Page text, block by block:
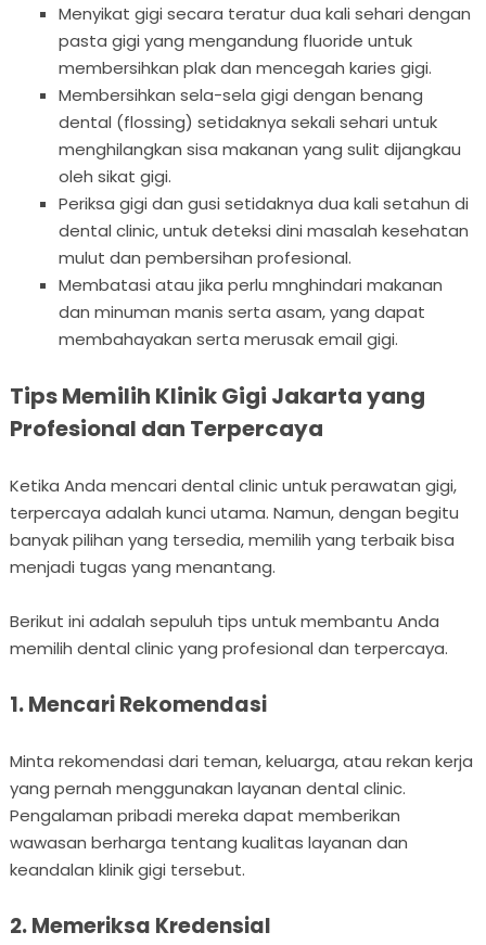
Menyikat gigi secara teratur dua kali sehari dengan
pasta gigi yang mengandung fluoride untuk
membersihkan plak dan mencegah karies gigi.
Membersihkan sela-sela gigi dengan benang
dental (flossing) setidaknya sekali sehari untuk
menghilangkan sisa makanan yang sulit dijangkau
oleh sikat gigi.
Periksa gigi dan gusi setidaknya dua kali setahun di
dental clinic, untuk deteksi dini masalah kesehatan
mulut dan pembersihan profesional.
Membatasi atau jika perlu mnghindari makanan
dan minuman manis serta asam, yang dapat
membahayakan serta merusak email gigi.
Tips Memilih Klinik Gigi Jakarta yang
Profesional dan Terpercaya
Ketika Anda mencari dental clinic untuk perawatan gigi,
terpercaya adalah kunci utama. Namun, dengan begitu
banyak pilihan yang tersedia, memilih yang terbaik bisa
menjadi tugas yang menantang.
Berikut ini adalah sepuluh tips untuk membantu Anda
memilih dental clinic yang profesional dan terpercaya.
1. Mencari Rekomendasi
Minta rekomendasi dari teman, keluarga, atau rekan kerja
yang pernah menggunakan layanan dental clinic.
Pengalaman pribadi mereka dapat memberikan
wawasan berharga tentang kualitas layanan dan
keandalan klinik gigi tersebut.
2. Memeriksa Kredensial